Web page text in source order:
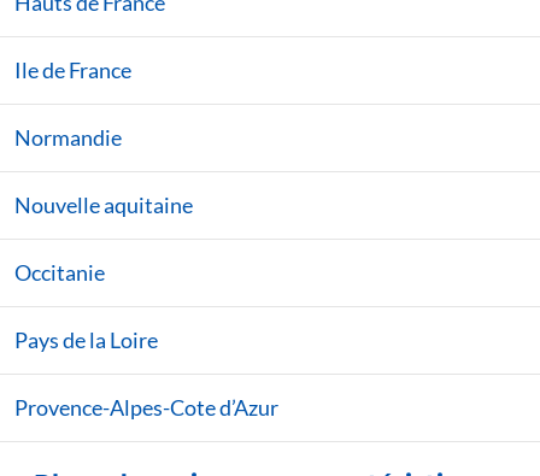
Ile de France
Normandie
Nouvelle aquitaine
Occitanie
Pays de la Loire
Provence-Alpes-Cote d’Azur